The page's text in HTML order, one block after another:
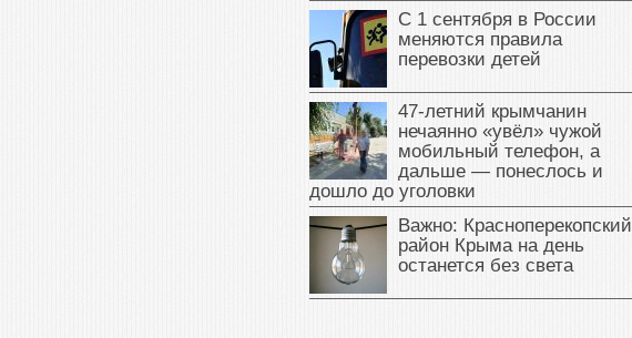
С 1 сентября в России
меняются правила
перевозки детей
47‑летний крымчанин
нечаянно «увёл» чужой
мобильный телефон, а
дальше — понеслось и
дошло до уголовки
Важно: Красноперекопский
район Крыма на день
останется без света